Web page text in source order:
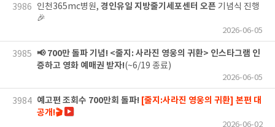
3986 인천365mc병원, 경인유일 지방줄기세포센터 오픈 기념식 진행
🎉
2026-06-05
3985
📢 700만 돌파 기념! <줄지: 사라진 영웅의 귀환> 인스타그램 인
증하고 영화 예매권 받자!(~6/19 종료)
2026-06-05
3984 예고편 조회수 700만회 돌파! [줄지:사라진 영웅의 귀환] 본편 대
공개!🎬
2026-06-02